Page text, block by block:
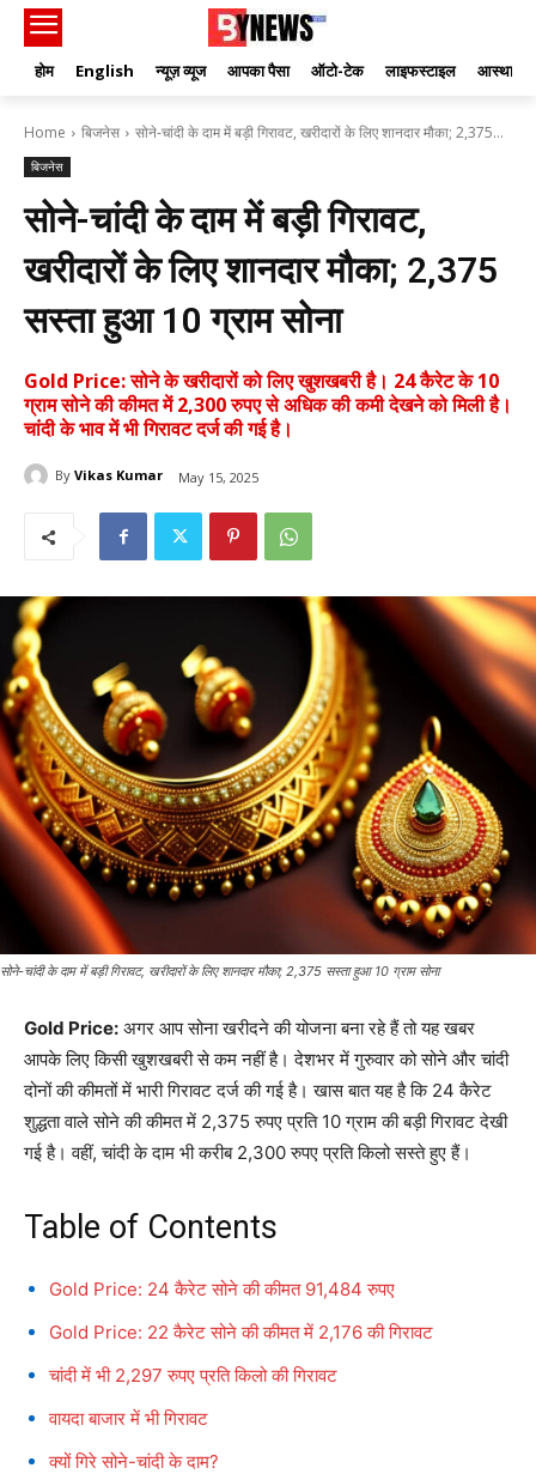
होम English न्यूज़ व्यूज आपका पैसा ऑटो-टेक लाइफस्टाइल आस्था
Home बिजनेस सोने-चांदी के दाम में बड़ी गिरावट, खरीदारों के लिए शानदार मौका; 2,375...
बिजनेस
सोने-चांदी के दाम में बड़ी गिरावट,
खरीदारों के लिए शानदार मौका; 2,375
सस्ता हुआ 10 ग्राम सोना
Gold Price: सोने के खरीदारों को लिए खुशखबरी है। 24 कैरेट के 10
ग्राम सोने की कीमत में 2,300 रुपए से अधिक की कमी देखने को मिली है।
चांदी के भाव में भी गिरावट दर्ज की गई है।
By Vikas Kumar May 15, 2025
सोने-चांदी के दाम में बड़ी गिरावट, खरीदारों के लिए शानदार मौका; 2,375 सस्ता हुआ 10 ग्राम सोना
Gold Price: अगर आप सोना खरीदने की योजना बना रहे हैं तो यह खबर
आपके लिए किसी खुशखबरी से कम नहीं है। देशभर में गुरुवार को सोने और चांदी
दोनों की कीमतों में भारी गिरावट दर्ज की गई है। खास बात यह है कि 24 कैरेट
शुद्धता वाले सोने की कीमत में 2,375 रुपए प्रति 10 ग्राम की बड़ी गिरावट देखी
गई है। वहीं, चांदी के दाम भी करीब 2,300 रुपए प्रति किलो सस्ते हुए हैं।
Table of Contents
Gold Price: 24 कैरेट सोने की कीमत 91,484 रुपए
Gold Price: 22 कैरेट सोने की कीमत में 2,176 की गिरावट
चांदी में भी 2,297 रुपए प्रति किलो की गिरावट
वायदा बाजार में भी गिरावट
क्यों गिरे सोने-चांदी के दाम?